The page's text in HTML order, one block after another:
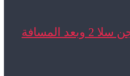
بين قضبان سجن سلا 2 وبعد المسافة